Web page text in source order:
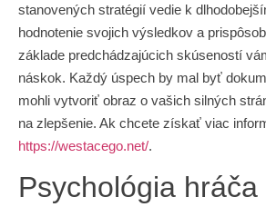
stanovených stratégií vedie k
hodnotenie svojich výsledkov a
základe predchádzajúcich skúseností
náskok. Každý úspech by mal byť
mohli vytvoriť obraz o vašich silných
na zlepšenie. Ak chcete získať viac
https://westacego.net/.
Psychológia hráča